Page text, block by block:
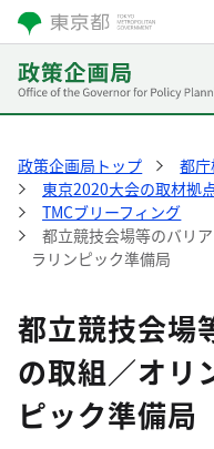
政策企画局トップ
都
東京2020大会の取材拠
TMCブリーフィング
都立競技会場等のバリ
ラリンピック準備局
都立競技会場
の取組／オリ
ピック準備局